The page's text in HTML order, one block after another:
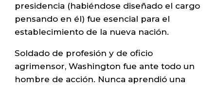
presidencia (habiéndose diseñado el cargo
pensando en él) fue esencial para el
establecimiento de la nueva nación.
Soldado de profesión y de oficio
agrimensor, Washington fue ante todo un
hombre de acción. Nunca aprendió una